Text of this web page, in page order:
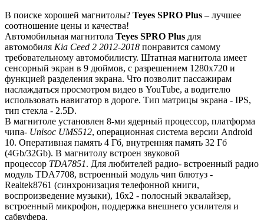
В поиске хорошей магнитолы? Teyes SPRO Plus – лучшее
соотношение цены и качества!
Автомобильная магнитола Teyes SPRO Plus для
автомобиля Kia Ceed 2 2012-2018 понравится самому
требовательному автомобилисту. Штатная магнитола имеет
сенсорный экран в 9 дюймов, с разрешением 1280х720 и
функцией разделения экрана. Что позволит пассажирам
наслаждаться просмотром видео в YouTube, а водителю
использовать навигатор в дороге. Тип матрицы экрана - IPS,
тип стекла - 2.5D.
В магнитоле установлен 8-ми ядерный процессор, платформа
чипа- Unisoc UMS512, операционная система версии Android
10. Оперативная память 4 Гб, внутренняя память 32 Гб
(4Gb/32Gb). В магнитолу встроен звуковой
процессор TDA7851. Для любителей радио- встроенный радио
модуль TDA7708, встроенный модуль чип блютуз -
Realtek8761 (синхронизация телефонной книги,
воспроизведение музыки), 16х2 - полосный эквалайзер,
встроенный микрофон, поддержка внешнего усилителя и
сабвуфера.